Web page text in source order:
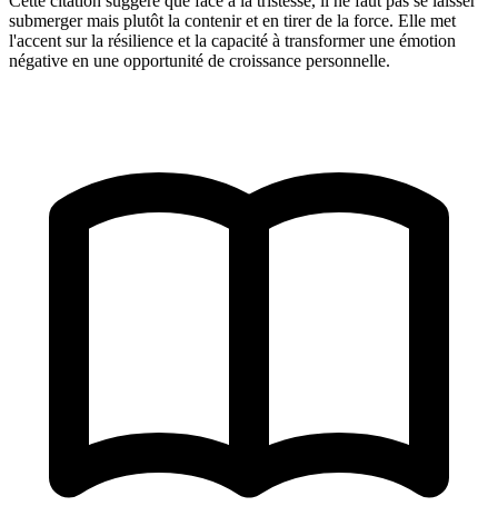
submerger mais plutôt la contenir et en tirer de la force. Elle met
l'accent sur la résilience et la capacité à transformer une émotion
négative en une opportunité de croissance personnelle.